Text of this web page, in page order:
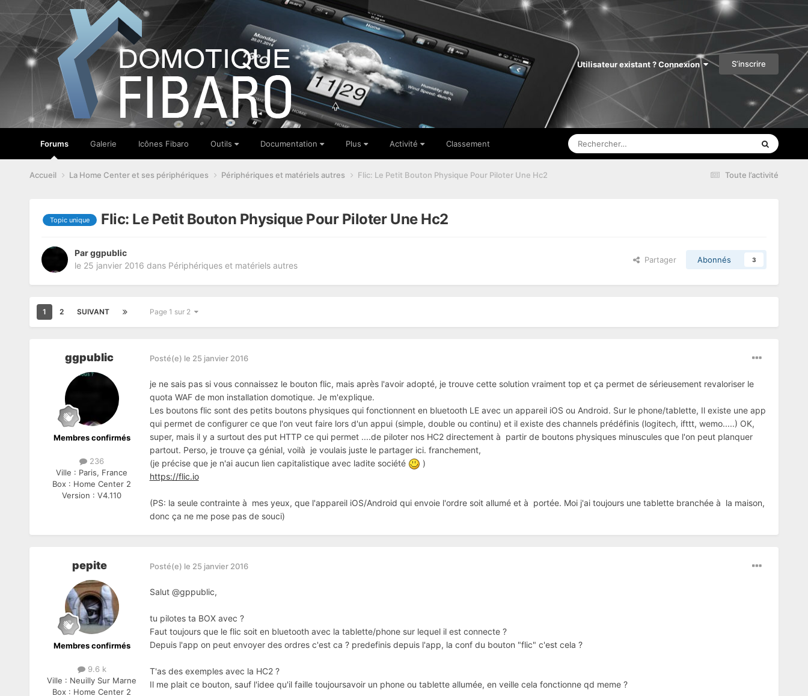
Utilisateur existant ? Connexion S’inscrire
Forums Galerie Icônes Fibaro Outils Documentation Plus Activité Classement
Toute l’activité
Accueil La Home Center et ses périphériques Périphériques et matériels autres Flic: Le Petit Bouton Physique Pour Piloter Une Hc2
Topic unique Flic: Le Petit Bouton Physique Pour Piloter Une Hc2
Parggpublic
le 25 janvier 2016 dans Périphériques et matériels autres
Partager Abonnés 3
1 2 SUIVANT Page 1 sur 2
ggpublic
Membres confirmés
236
Ville : Paris, France
Box : Home Center 2
Version :V4.110
Posté(e) le 25 janvier 2016
je ne sais pas si vous connaissez le bouton flic, mais après l'avoir adopté, je trouve cette solution vraiment top et ça permet de sérieusement revaloriser le
quota WAF de mon installation domotique. Je m'explique.
Les boutons flic sont des petits boutons physiques qui fonctionnent en bluetooth LE avec un appareil iOS ou Android. Sur le phone/tablette, Il existe une app
qui permet de configurer ce que l'on veut faire lors d'un appui (simple, double ou continu) et il existe des channels prédéfinis (logitech, ifttt, wemo.....) OK,
super, mais il y a surtout des put HTTP ce qui permet ....de piloter nos HC2 directement à partir de boutons physiques minuscules que l'on peut planquer
partout. Perso, je trouve ça génial, voilà je voulais juste le partager ici. franchement,
(je précise que je n'ai aucun lien capitalistique avec ladite société
)
https://flic.io
(PS: la seule contrainte à mes yeux, que l'appareil iOS/Android qui envoie l'ordre soit allumé et à portée. Moi j'ai toujours une tablette branchée à la maison,
donc ça ne me pose pas de souci)
pepite
Membres confirmés
9.6 k
Ville : Neuilly Sur Marne
Box : Home Center 2
Posté(e) le 25 janvier 2016
Salut @gppublic,
tu pilotes ta BOX avec ?
Faut toujours que le flic soit en bluetooth avec la tablette/phone sur lequel il est connecte ?
Depuis l'app on peut envoyer des ordres c'est ca ? predefinis depuis l'app, la conf du bouton "flic" c'est cela ?
T'as des exemples avec la HC2 ?
Il me plait ce bouton, sauf l'idee qu'il faille toujoursavoir un phone ou tablette allumée, en veille cela fonctionne qd meme ?